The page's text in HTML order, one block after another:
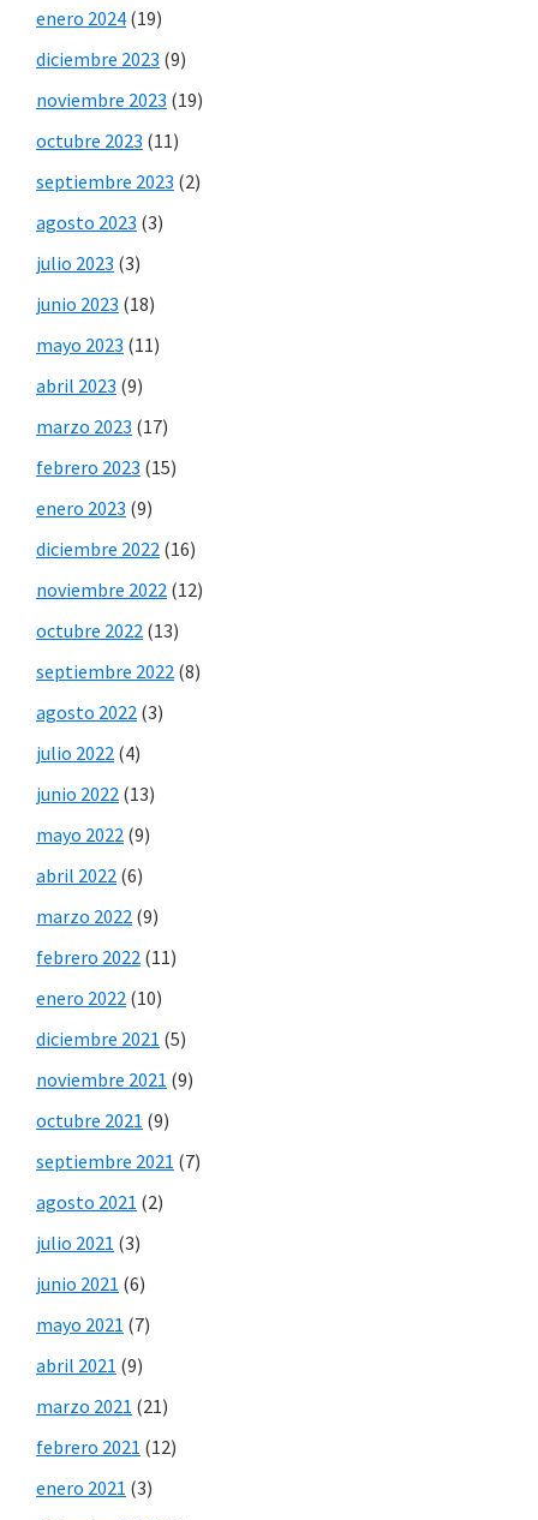
enero 2024 (19)
diciembre 2023 (9)
noviembre 2023 (19)
octubre 2023 (11)
septiembre 2023 (2)
agosto 2023 (3)
julio 2023 (3)
junio 2023 (18)
mayo 2023 (11)
abril 2023 (9)
marzo 2023 (17)
febrero 2023 (15)
enero 2023 (9)
diciembre 2022 (16)
noviembre 2022 (12)
octubre 2022 (13)
septiembre 2022 (8)
agosto 2022 (3)
julio 2022 (4)
junio 2022 (13)
mayo 2022 (9)
abril 2022 (6)
marzo 2022 (9)
febrero 2022 (11)
enero 2022 (10)
diciembre 2021 (5)
noviembre 2021 (9)
octubre 2021 (9)
septiembre 2021 (7)
agosto 2021 (2)
julio 2021 (3)
junio 2021 (6)
mayo 2021 (7)
abril 2021 (9)
marzo 2021 (21)
febrero 2021 (12)
enero 2021 (3)